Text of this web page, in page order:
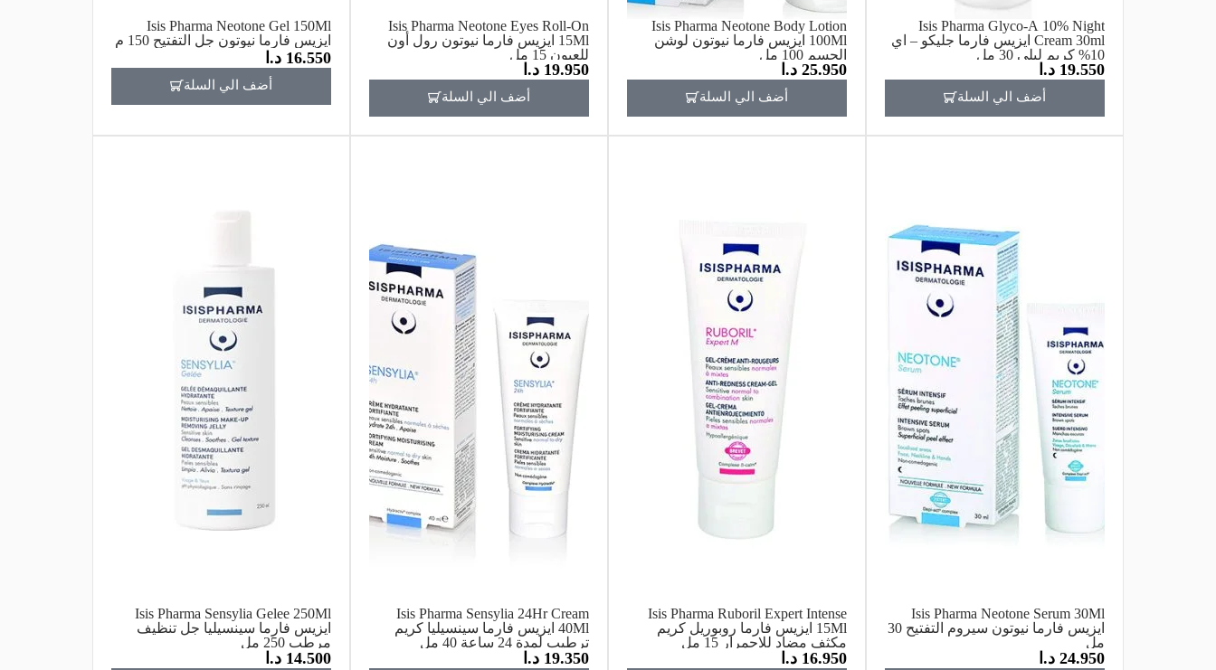
Isis Pharma Glyco-A 10% Night
Cream 30ml ايزيس فارما جليكو – اي
10% كريم ليلي 30 مل
19.550 د.ا
أضف الي السلة
Isis Pharma Neotone Body Lotion
100Ml ايزيس فارما نيوتون لوشن
الجسم 100 مل
25.950 د.ا
أضف الي السلة
Isis Pharma Neotone Eyes Roll-On
15Ml ايزيس فارما نيوتون رول أون
للعيون 15 مل
19.950 د.ا
أضف الي السلة
Isis Pharma Neotone Gel 150Ml
ايزيس فارما نيوتون جل التفتيح 150 م
16.550 د.ا
أضف الي السلة
Isis Pharma Neotone Serum 30Ml
ايزيس فارما نيوتون سيروم التفتيح 30
مل
24.950 د.ا
Isis Pharma Ruboril Expert Intense
15Ml ايزيس فارما روبوريل كريم
مكثف مضاد للاحمرار 15 مل
16.950 د.ا
Isis Pharma Sensylia 24Hr Cream
40Ml ايزيس فارما سينسيليا كريم
ترطيب لمدة 24 ساعة 40 مل
19.350 د.ا
Isis Pharma Sensylia Gelee 250Ml
ايزيس فارما سينسيليا جل تنظيف
مرطب 250 مل
14.500 د.ا